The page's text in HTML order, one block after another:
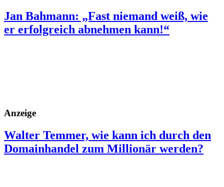
Jan Bahmann: „Fast niemand weiß, wie
er erfolgreich abnehmen kann!“
Anzeige
Walter Temmer, wie kann ich durch den
Domainhandel zum Millionär werden?